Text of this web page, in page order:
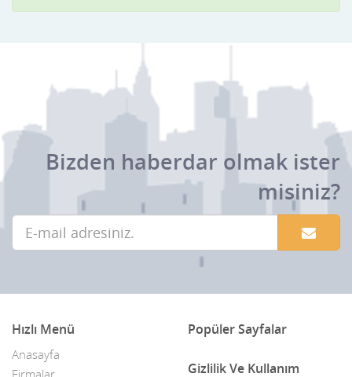
Bizden haberdar olmak ister
misiniz?
Hızlı Menü
Anasayfa
Popüler Sayfalar
Gizlilik Ve Kullanım